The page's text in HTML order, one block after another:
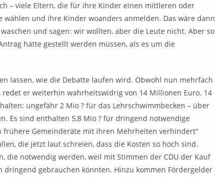
– viele Eltern, die für ihre Kinder einen mittleren oder
und ihre Kinder woanders anmelden. Das wäre dann
und sagen: wir wollten, aber die Leute nicht. Aber so
hätte gestellt werden müssen, als es um die
lassen, wie die Debatte laufen wird. Obwohl nun mehrfach
er weiterhin wahrheitswidrig von 14 Millionen Euro. 14
ungefähr 2 Mio ? für das Lehrschwimmbecken – über
Es sind enthalten 5,8 Mio ? für dringend notwendige
Gemeinderäte mit ihren Mehrheiten verhindert“
die jetzt laut schreien, dass die Kosten so hoch sind.
die notwendig werden, weil mit Stimmen der CDU der Kauf
gebrauchen könnten. Hinzu kommen Fördergelder